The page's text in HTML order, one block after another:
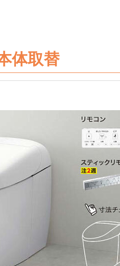
体取替